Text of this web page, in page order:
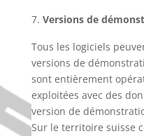
Versions de
Tous les logiciels
versions de
sont entièrement
exploitées avec des
version de
Sur le territoire suisse